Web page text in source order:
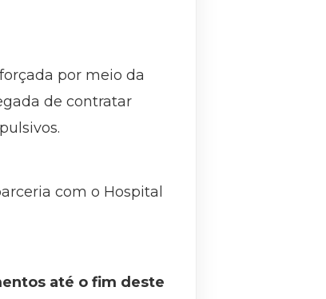
por meio da
de contratar
com o Hospital
até o fim deste